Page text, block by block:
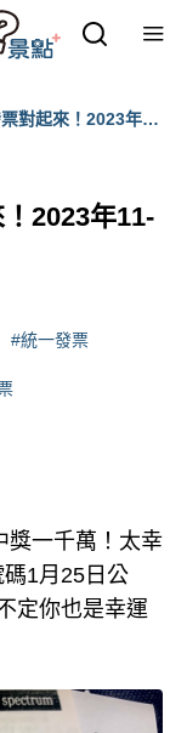
對起來！2023年
2023年11-
#統一發票
獎一千萬！太幸
1月25日公
定你也是幸運